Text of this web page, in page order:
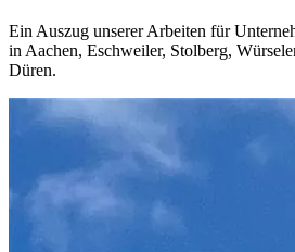
Ein Auszug unserer Arbeiten für
in Aachen, Eschweiler, Stolberg,
Düren.